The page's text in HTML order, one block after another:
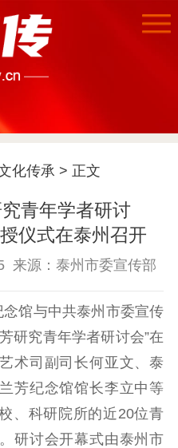
闻
制度
信息公开指南
政策法规
态
化传承 > 正文
青年学者研讨
仪式在泰州召开
来源：泰州市委宣传部
馆与中共泰州市委宣传
研究青年学者研讨会”在
术司副司长何亚文、泰
芳纪念馆馆长李立中等
、科研院所的近20位青
研讨会开幕式由泰州市